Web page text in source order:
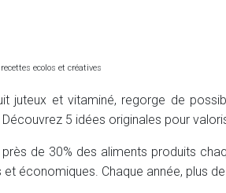
ecolos et créatives
juteux et vitaminé, regorge de
5 idées originales pour
de 30% des aliments produits
économiques. Chaque année, plus